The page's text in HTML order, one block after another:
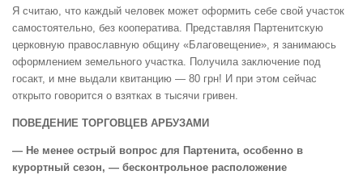
Я считаю, что каждый человек может оформить себе свой участок
самостоятельно, без кооператива. Представляя Партенитскую
церковную православную общину «Благовещение», я занимаюсь
оформлением земельного участка. Получила заключение под
госакт, и мне выдали квитанцию — 80 грн! И при этом сейчас
открыто говорится о взятках в тысячи гривен.
ПОВЕДЕНИЕ ТОРГОВЦЕВ АРБУЗАМИ
— Не менее острый вопрос для Партенита, особенно в
курортный сезон, — бесконтрольное расположение